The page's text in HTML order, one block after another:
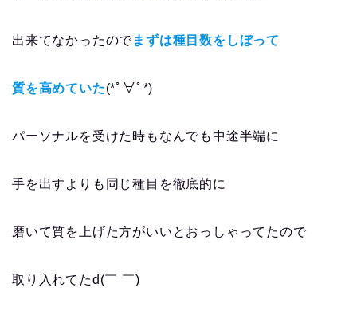
出来てなかったのでまずは種目数をしぼって
質を高めていた(*ﾟ∀ﾟ*)
パーソナルを受けた時もなんでも中途半端に
手を出すよりも同じ種目を徹底的に
磨いて質を上げた方がいいとおっしゃってたので
取り入れてたd(￣ ￣)